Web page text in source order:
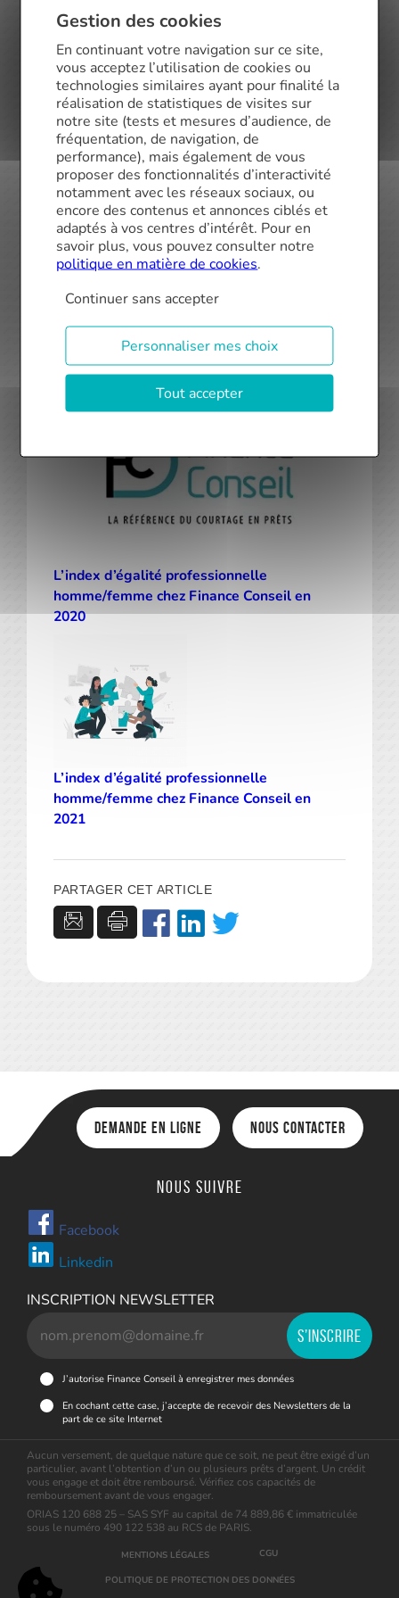
Articles similaires
Bonne nouvelle ! Index d’égalité
professionnelle homme/femme chez Finance
Conseil
L’index d’égalité professionnelle
homme/femme chez Finance Conseil en
2020
L’index d’égalité professionnelle
homme/femme chez Finance Conseil en
2021
PARTAGER CET ARTICLE
Demande en ligne Nous contacter
Nous suivre
Facebook
Linkedin
INSCRIPTION NEWSLETTER
J’autorise Finance Conseil à enregistrer mes données
En cochant cette case, j’accepte de recevoir des Newsletters de la
part de ce site Internet
Aucun versement, de quelque nature que ce soit, ne peut être exigé d’un
particulier, avant l’obtention d’un ou plusieurs prêts d’argent. Un crédit
vous engage et doit être remboursé. Vérifiez cos capacités de
remboursement avant de vous engager.
ORIAS 120 688 25 – SAS SYF au capital de 74 889,86 € immatriculée
sous le numéro 490 122 538 au RCS de PARIS.
MENTIONS LÉGALES CGU
POLITIQUE DE PROTECTION DES DONNÉES
Gestion des cookies
En continuant votre navigation sur ce site,
vous acceptez l’utilisation de cookies ou
technologies similaires ayant pour finalité la
réalisation de statistiques de visites sur
notre site (tests et mesures d’audience, de
fréquentation, de navigation, de
performance), mais également de vous
proposer des fonctionnalités d’interactivité
notamment avec les réseaux sociaux, ou
encore des contenus et annonces ciblés et
adaptés à vos centres d’intérêt. Pour en
savoir plus, vous pouvez consulter notre
politique en matière de cookies.
Continuer sans accepter
Personnaliser mes choix
Tout accepter